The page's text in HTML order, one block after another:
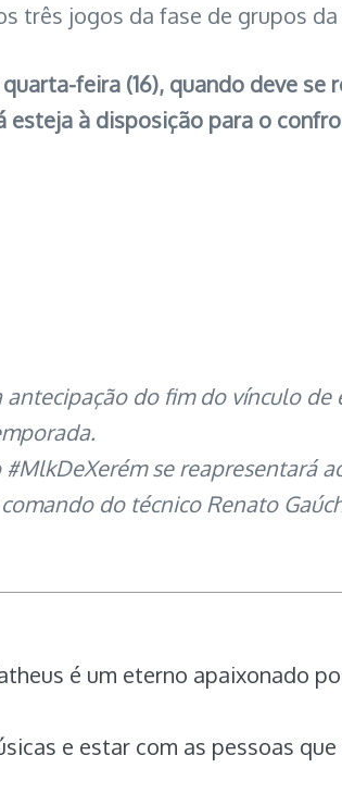
três jogos da fase de grupos
feira (16), quando deve se
esteja à disposição para o
do fim do vínculo
se reapresentará
do técnico Renato
é um eterno apaixonado
e estar com as pessoas